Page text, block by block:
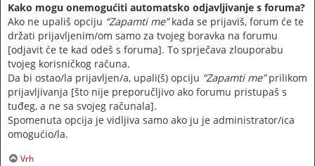
Kako mogu onemogućiti automatsko odjavljivanje s foruma?
Ako ne upališ opciju “Zapamti me”kada se prijaviš, forum će te
držati prijavljenim/om samo za tvojeg boravka na forumu
[odjavit će te kad odeš s foruma]. To sprječava zlouporabu
tvojeg korisničkog računa.
Da bi ostao/la prijavljen/a, upali(š) opciju “Zapamti me”prilikom
prijavljivanja [što nije preporučljivo ako forumu pristupaš s
tuđeg, a ne sa svojeg računala].
Spomenuta opcija je vidljiva samo ako ju je administrator/ica
omogućio/la.
Vrh